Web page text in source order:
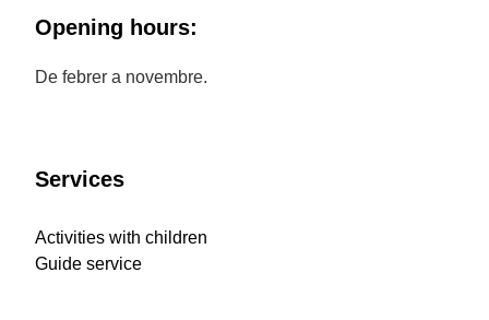
Opening hours:
De febrer a novembre.
Services
Activities with children
Guide service